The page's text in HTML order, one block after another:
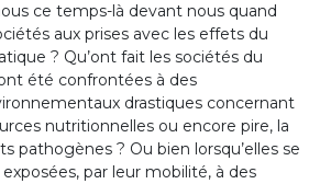
ce temps-là devant nous quand
aux prises avec les effets du
? Qu’ont fait les sociétés du
été confrontées à des
drastiques concernant
nutritionnelles ou encore pire, la
pathogènes ? Ou bien lorsqu’elles se
par leur mobilité, à des